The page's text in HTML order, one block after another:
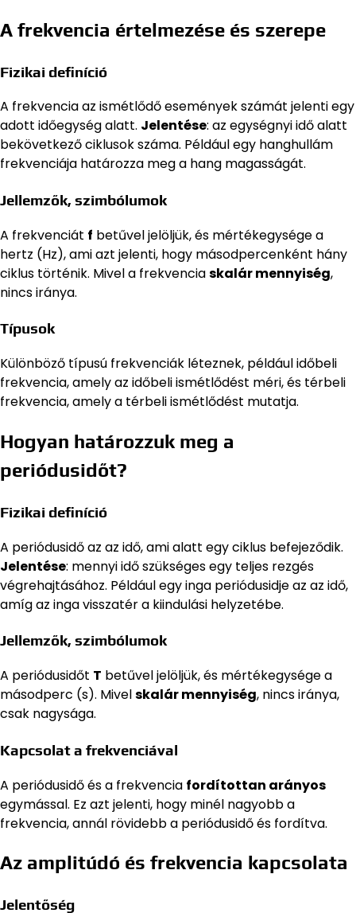
A frekvencia értelmezése és szerepe
Fizikai definíció
A frekvencia az ismétlődő események számát jelenti egy
adott időegység alatt. Jelentése: az egységnyi idő alatt
bekövetkező ciklusok száma. Például egy hanghullám
frekvenciája határozza meg a hang magasságát.
Jellemzők, szimbólumok
A frekvenciát f betűvel jelöljük, és mértékegysége a
hertz (Hz), ami azt jelenti, hogy másodpercenként hány
ciklus történik. Mivel a frekvenciaskalár mennyiség,
nincs iránya.
Típusok
Különböző típusú frekvenciák léteznek, például időbeli
frekvencia, amely az időbeli ismétlődést méri, és térbeli
frekvencia, amely a térbeli ismétlődést mutatja.
Hogyan határozzuk meg a
periódusidőt?
Fizikai definíció
A periódusidő az az idő, ami alatt egy ciklus befejeződik.
Jelentése: mennyi idő szükséges egy teljes rezgés
végrehajtásához. Például egy inga periódusidje az az idő,
amíg az inga visszatér a kiindulási helyzetébe.
Jellemzők, szimbólumok
A periódusidőt T betűvel jelöljük, és mértékegysége a
másodperc (s). Mivelskalár mennyiség, nincs iránya,
csak nagysága.
Kapcsolat a frekvenciával
A periódusidő és a frekvencia fordítottan arányos
egymással. Ez azt jelenti, hogy minél nagyobb a
frekvencia, annál rövidebb a periódusidő és fordítva.
Az amplitúdó és frekvencia kapcsolata
Jelentőség